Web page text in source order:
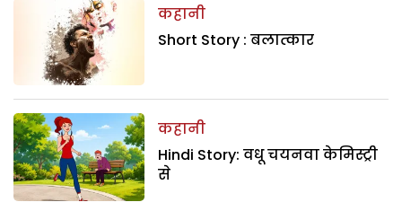
कहानी
Short Story : बलात्कार
कहानी
Hindi Story: वधू चयनवा केमिस्ट्री
से